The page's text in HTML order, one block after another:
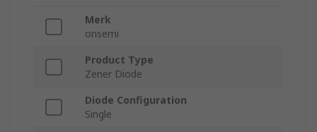
Merk
onsemi
Product Type
Zener Diode
Diode Configuration
Single